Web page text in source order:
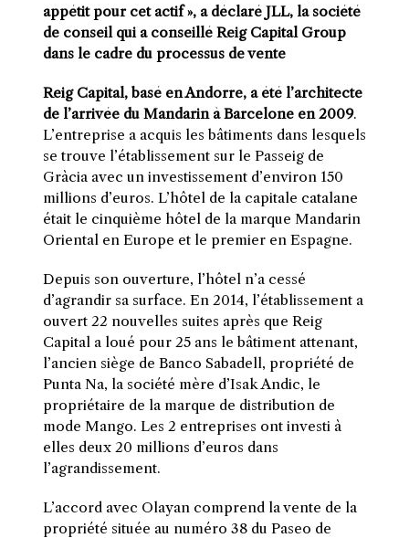
appétit pour cet actif », a déclaré JLL, la société
de conseil qui a conseillé Reig Capital Group
dans le cadre du processus de vente
Reig Capital, basé en Andorre, a été l’architecte
de l’arrivée du Mandarin à Barcelone en 2009.
L’entreprise a acquis les bâtiments dans lesquels
se trouve l’établissement sur le Passeig de
Gràcia avec un investissement d’environ 150
millions d’euros. L’hôtel de la capitale catalane
était le cinquième hôtel de la marque Mandarin
Oriental en Europe et le premier en Espagne.
Depuis son ouverture, l’hôtel n’a cessé
d’agrandir sa surface. En 2014, l’établissement a
ouvert 22 nouvelles suites après que Reig
Capital a loué pour 25 ans le bâtiment attenant,
l’ancien siège de Banco Sabadell, propriété de
Punta Na, la société mère d’Isak Andic, le
propriétaire de la marque de distribution de
mode Mango. Les 2 entreprises ont investi à
elles deux 20 millions d’euros dans
l’agrandissement.
L’accord avec Olayan comprend la vente de la
propriété située au numéro 38 du Paseo de